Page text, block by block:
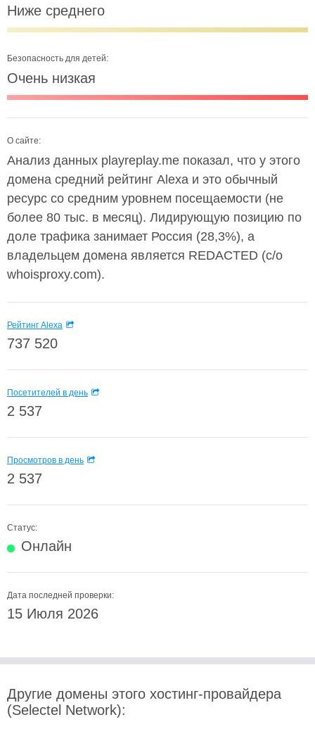
Ниже среднего
Безопасность для детей:
Очень низкая
О сайте:
Анализ данных playreplay.me показал, что у этого
домена средний рейтинг Alexa и это обычный
ресурс со средним уровнем посещаемости (не
более 80 тыс. в месяц). Лидирующую позицию по
доле трафика занимает Россия (28,3%), а
владельцем домена является REDACTED (c/o
whoisproxy.com).
Рейтинг Alexa
737 520
Посетителей в день
2 537
Просмотров в день
2 537
Статус:
Онлайн
Дата последней проверки:
15 Июля 2026
Другие домены этого хостинг-провайдера
(Selectel Network):